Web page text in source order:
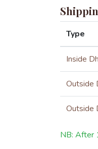
Type
Inside
Outside
Outside
NB: After